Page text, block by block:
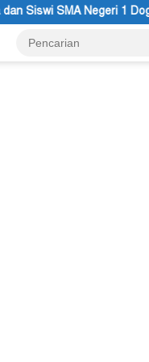
Anggota MRP